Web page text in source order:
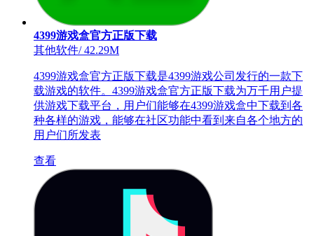
4399游戏盒官方正版下载
其他软件/42.29M
4399游戏盒官方正版下载是4399游戏公司发行的一款下
载游戏的软件。4399游戏盒官方正版下载为万千用户提
供游戏下载平台，用户们能够在4399游戏盒中下载到各
种各样的游戏，能够在社区功能中看到来自各个地方的
用户们所发表
查看